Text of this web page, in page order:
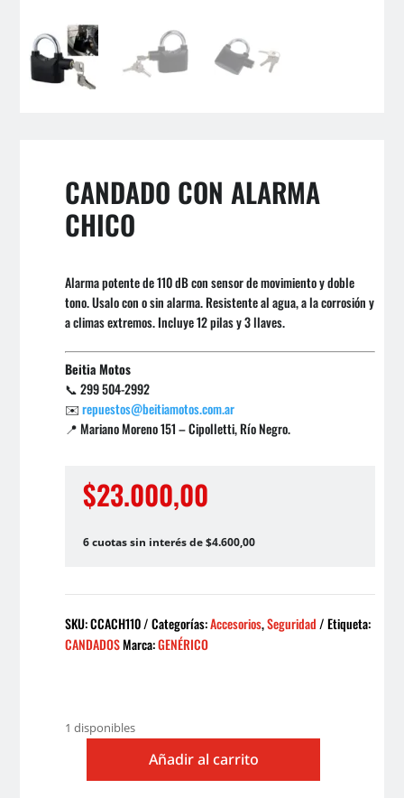
CANDADO CON ALARMA
CHICO
Alarma potente de 110 dB con sensor de movimiento y doble
tono. Usalo con o sin alarma. Resistente al agua, a la corrosión y
a climas extremos. Incluye 12 pilas y 3 llaves.
Beitia Motos
📞 299 504-2992
✉️repuestos@beitiamotos.com.ar
📍 Mariano Moreno 151 – Cipolletti, Río Negro.
$23.000,00
6 cuotas sin interés de $4.600,00
SKU:CCACH110 Categorías:Accesorios,Seguridad
Etiqueta:
CANDADOSMarca:GENÉRICO
1 disponibles
Añadir al carrito